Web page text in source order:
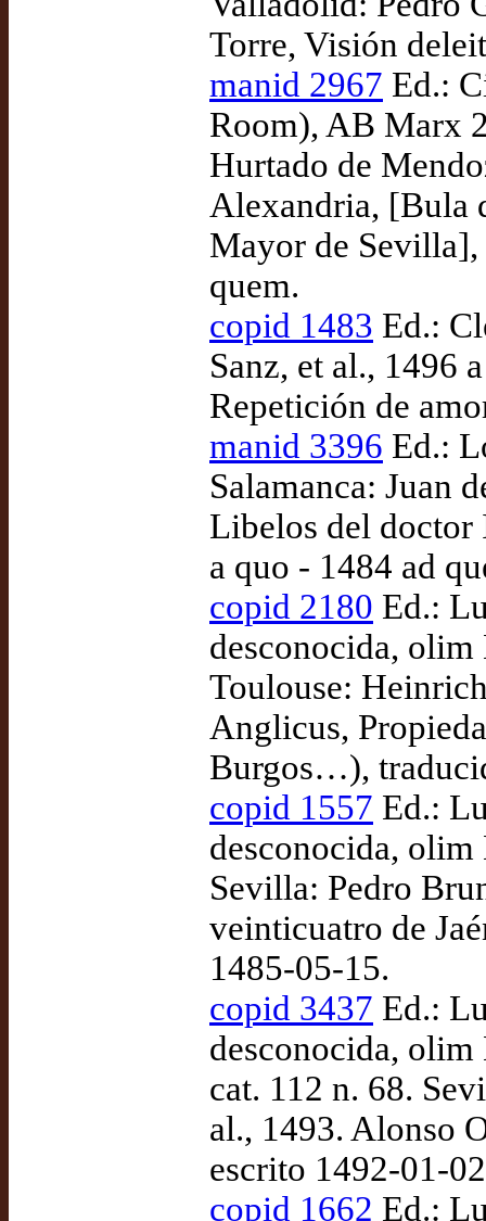
Torre, Visión
manid 2967 Ed.:
Room), AB Marx
Hurtado de
Alexandria, [Bula
Mayor de
quem.
copid 1483 Ed.:
Sanz, et al., 1496
Repetición de
manid 3396 Ed.:
Salamanca: Juan
Libelos del doctor
a quo - 1484 ad
copid 2180 Ed.:
desconocida,
Toulouse:
Anglicus,
Burgos…),
copid 1557 Ed.:
desconocida,
Sevilla: Pedro
veinticuatro de
1485-05-15.
copid 3437 Ed.:
desconocida, olim
cat. 112 n. 68.
al., 1493. Alonso
escrito 1492-01-
copid 1662 Ed.: